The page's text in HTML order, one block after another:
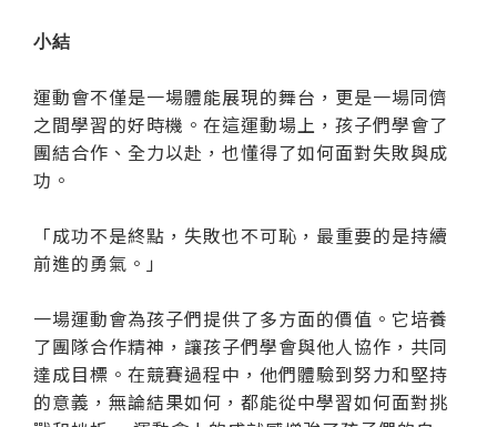
小結
運動會不僅是一場體能展現的舞台，更是一場同儕
之間學習的好時機。在這運動場上，孩子們學會了
團結合作、全力以赴，也懂得了如何面對失敗與成
功。
「成功不是終點，失敗也不可恥，最重要的是持續
前進的勇氣。」
一場運動會為孩子們提供了多方面的價值。它培養
了團隊合作精神，讓孩子們學會與他人協作，共同
達成目標。在競賽過程中，他們體驗到努力和堅持
的意義，無論結果如何，都能從中學習如何面對挑